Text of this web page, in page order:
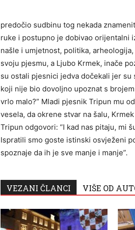
predočio sudbinu tog nekada
ruke i postupno je dobivao orijentalni
našle i umjetnost, politika,
svoju pjesmu, a Ljubo Krmek, inače
su ostali pjesnici jedva dočekali jer
koji nije bio dovoljno upoznat s
vrlo malo?” Mladi pjesnik Tripun mu
vesela, da okrene stvar na šalu,
Tripun odgovori: “I kad nas pitaju, mi
Ispratili smo goste istinski osvježeni
spoznaje da ih je sve manje i manje”.
VEZANI ČLANCI VIŠE OD